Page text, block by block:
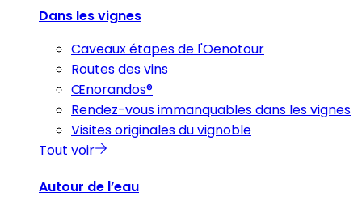
Dans les vignes
Caveaux étapes de l'Oenotour
Routes des vins
Œnorandos®
Rendez-vous immanquables dans les vignes
Visites originales du vignoble
Tout voir
Autour de l’eau